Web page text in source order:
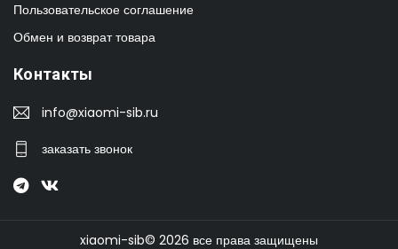
Пользовательское соглашение
Обмен и возврат товара
Контакты
info@xiaomi-sib.ru
заказать звонок
xiaomi-sib© 2026 все права защищены